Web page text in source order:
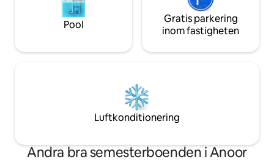
Pool
Gratis parkering
inom fastigheten
Luftkonditionering
Andra bra semesterboenden i Anoor